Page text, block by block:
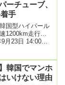
ーチューブ、
手
国型ハイパール
1200km走行…
月23日 14:00韓
韓国でマンホ
いけない理由